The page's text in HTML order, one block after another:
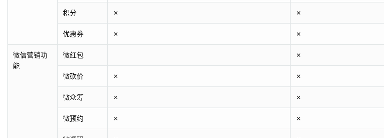
积分 ✗ ✗
优惠券 ✗ ✗
微信营销功
能
微红包 ✗
微砍价 ✗ ✗
微众筹 ✗ ✗
微预约 ✗ ✗